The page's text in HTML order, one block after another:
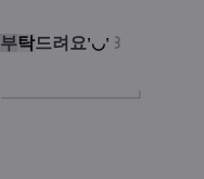
부탁드려요'◡' ꒱
━━━━━━━━┛